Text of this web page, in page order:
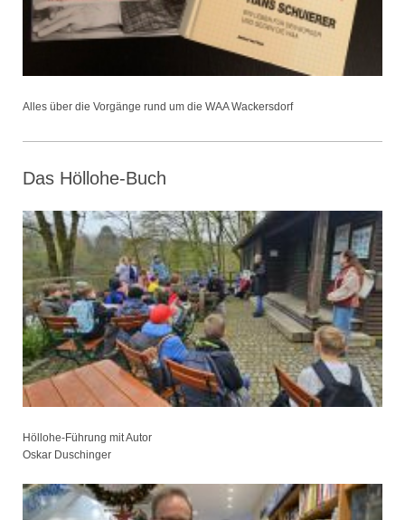
Alles über die Vorgänge rund um die WAA Wackersdorf
Das Höllohe-Buch
Höllohe-Führung mit Autor
Oskar Duschinger